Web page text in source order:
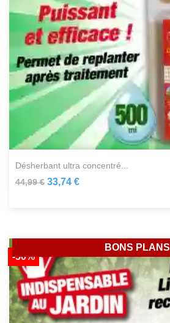
désherbant ultra concentré...
44,99 € 33,74 €
-50%
BONS PLANS